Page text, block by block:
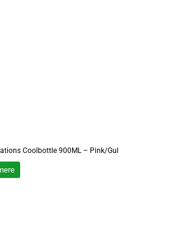
Coolbottle 900ML – Pink/Gul